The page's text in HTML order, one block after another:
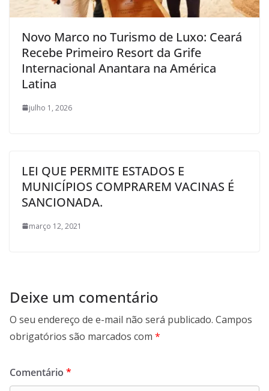
Novo Marco no Turismo de Luxo: Ceará
Recebe Primeiro Resort da Grife
Internacional Anantara na América
Latina
julho 1, 2026
LEI QUE PERMITE ESTADOS E
MUNICÍPIOS COMPRAREM VACINAS É
SANCIONADA.
março 12, 2021
Deixe um comentário
O seu endereço de e-mail não será publicado. Campos
obrigatórios são marcados com *
Comentário *